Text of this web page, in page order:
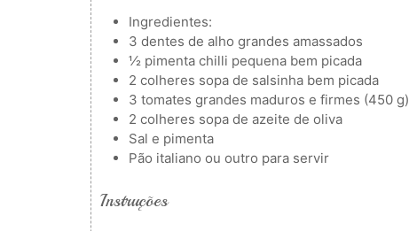
Ingredientes:
3 dentes de alho grandes amassados
½ pimenta chilli pequena bem picada
2 colheres sopa de salsinha bem picada
3 tomates grandes maduros e firmes (450 g)
2 colheres sopa de azeite de oliva
Sal e pimenta
Pão italiano ou outro para servir
Instruções